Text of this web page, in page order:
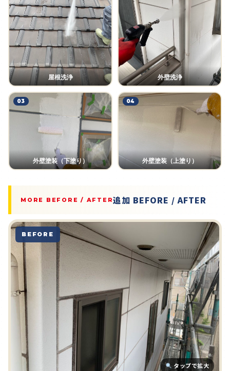
屋根洗浄 外壁洗浄
03
外壁塗装（下塗り）
04
外壁塗装（上塗り）
MORE BEFORE / AFTER追加 BEFORE / AFTER
タップで拡大
BEFORE